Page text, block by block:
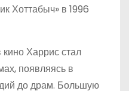
Хоттабыч» в 1996
Харрис стал
появляясь в
до драм. Большую